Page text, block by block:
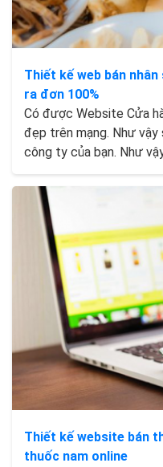
Thiết kế web bán
ra đơn 100%
Có được Website Cửa
đẹp trên mạng. Như
công ty của bạn. Như
Thiết kế website bán
thuốc nam online